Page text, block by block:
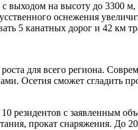
на высоту до 3300 м,
оснежения
5 канатных дорог и 42 км
для всего региона.
Осетия сможет сгладить
резидентов с заявленным
прокат снаряжения. До